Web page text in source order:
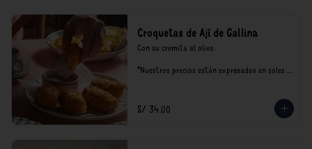
Croquetas de Ají de Gallina
Con su cremita al olivo.
*Nuestros precios están expresados en soles e
S/ 34.00